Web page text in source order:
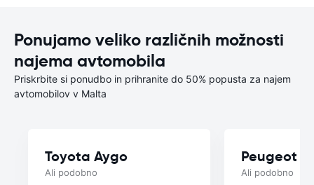
Ponujamo veliko različnih možnosti
najema avtomobila
Priskrbite si ponudbo in prihranite do 50% popusta za najem
avtomobilov v Malta
Toyota Aygo
Ali podobno
Peugeot
Ali podobno